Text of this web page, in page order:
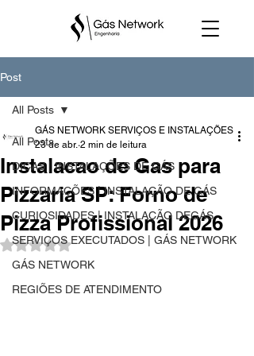
Post
All Posts
DICAS | INSTALAÇÕES DE GÁS
INFORMAÇÕES | INSTALAÇÃO DE GÁS
CURIOSIDADES | INSTALAÇÃO DEGÁS
SERVIÇOS EXECUTADOS | GÁS NETWORK
GÁS NETWORK
REGIÕES DE ATENDIMENTO
All Posts
Instalacao de Gas para
Pizzaria SP: Forno de
Pizza Profissional 2026
GÁS NETWORK SERVIÇOS E INSTALAÇÕES
23 de abr. 2 min de leitura
Avaliado com NaN de 5 estrelas.